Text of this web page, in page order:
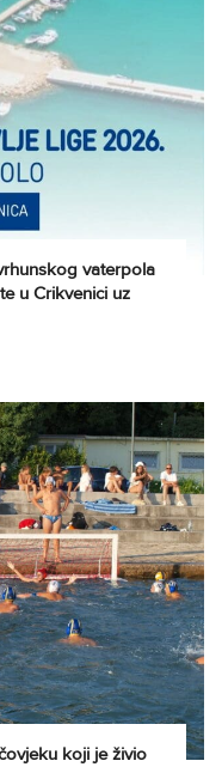
vaterpola
u Crikvenici uz
koji je živio